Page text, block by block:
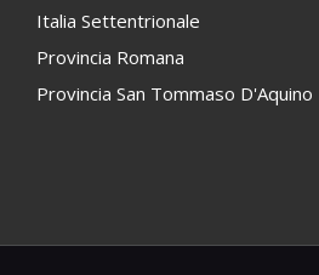
Italia Settentrionale
Provincia Romana
Provincia San Tommaso D'Aquino